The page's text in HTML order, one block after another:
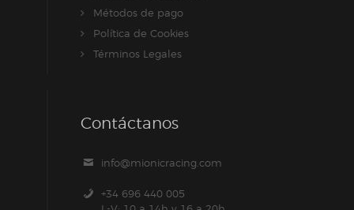
Métodos de pago
Política de Cookies
Términos Legales
Contáctanos
info@mionicracing.com
+34 696 440 005